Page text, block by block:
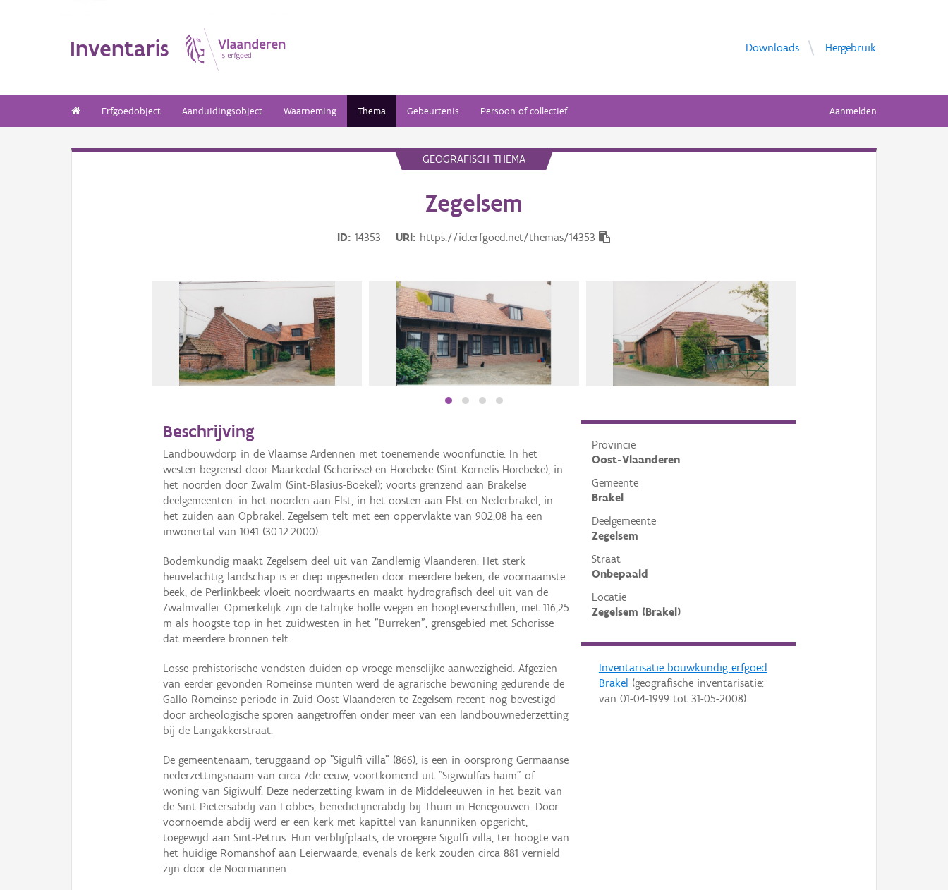
Inventaris Downloads Hergebruik
Erfgoedobject Aanduidingsobject Waarneming Thema Gebeurtenis Persoon of collectief Aanmelden
GEOGRAFISCH THEMA
Zegelsem
ID 14353 URI https://id.erfgoed.net/themas/14353
Provincie
Oost-Vlaanderen
Gemeente
Brakel
Deelgemeente
Zegelsem
Straat
Onbepaald
Locatie
Zegelsem (Brakel)
Inventarisatie bouwkundig erfgoed
Brakel (geografische inventarisatie:
van 01-04-1999 tot 31-05-2008)
Beschrijving
Landbouwdorp in de Vlaamse Ardennen met toenemende woonfunctie. In het
westen begrensd door Maarkedal (Schorisse) en Horebeke (Sint-Kornelis-Horebeke), in
het noorden door Zwalm (Sint-Blasius-Boekel); voorts grenzend aan Brakelse
deelgemeenten: in het noorden aan Elst, in het oosten aan Elst en Nederbrakel, in
het zuiden aan Opbrakel. Zegelsem telt met een oppervlakte van 902,08 ha een
inwonertal van 1041 (30.12.2000).
Bodemkundig maakt Zegelsem deel uit van Zandlemig Vlaanderen. Het sterk
heuvelachtig landschap is er diep ingesneden door meerdere beken; de voornaamste
beek, de Perlinkbeek vloeit noordwaarts en maakt hydrografisch deel uit van de
Zwalmvallei. Opmerkelijk zijn de talrijke holle wegen en hoogteverschillen, met 116,25
m als hoogste top in het zuidwesten in het "Burreken", grensgebied met Schorisse
dat meerdere bronnen telt.
Losse prehistorische vondsten duiden op vroege menselijke aanwezigheid. Afgezien
van eerder gevonden Romeinse munten werd de agrarische bewoning gedurende de
Gallo-Romeinse periode in Zuid-Oost-Vlaanderen te Zegelsem recent nog bevestigd
door archeologische sporen aangetroffen onder meer van een landbouwnederzetting
bij de Langakkerstraat.
De gemeentenaam, teruggaand op "Sigulfi villa" (866), is een in oorsprong Germaanse
nederzettingsnaam van circa 7de eeuw, voortkomend uit "Sigiwulfas haim" of
woning van Sigiwulf. Deze nederzetting kwam in de Middeleeuwen in het bezit van
de Sint-Pietersabdij van Lobbes, benedictijnerabdij bij Thuin in Henegouwen. Door
voornoemde abdij werd er een kerk met kapittel van kanunniken opgericht,
toegewijd aan Sint-Petrus. Hun verblijfplaats, de vroegere Sigulfi villa, ter hoogte van
het huidige Romanshof aan Leierwaarde, evenals de kerk zouden circa 881 vernield
zijn door de Noormannen.